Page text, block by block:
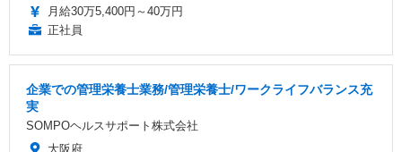
月給30万5,400円～40万円
正社員
企業での管理栄養士業務/管理栄養士/ワークライフバランス充
実
SOMPOヘルスサポート株式会社
大阪府